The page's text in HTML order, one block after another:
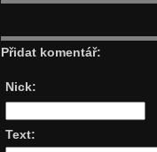
Přidat komentář:
Nick:
Text: